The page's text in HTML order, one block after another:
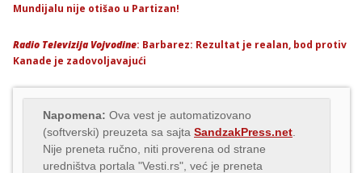
Mundijalu nije otišao u Partizan!
Radio Televizija Vojvodine: Barbarez: Rezultat je realan, bod protiv
Kanade je zadovoljavajući
Napomena: Ova vest je automatizovano
(softverski) preuzeta sa sajta SandzakPress.net
Nije preneta ručno, niti proverena od strane
uredništva portala "Vesti.rs", već je preneta